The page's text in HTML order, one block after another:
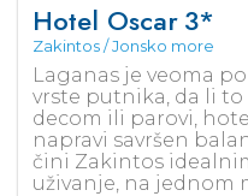
Hotel Oscar3*
Zakintos / Jonsko more
Laganas je veoma
vrste putnika, da li
decom ili parovi,
napravi savršen
čini Zakintos
uživanje, na jednom